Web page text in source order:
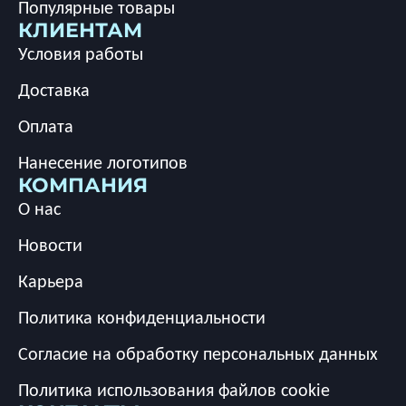
Популярные товары
КЛИЕНТАМ
Условия работы
Доставка
Оплата
Нанесение логотипов
КОМПАНИЯ
О нас
Новости
Карьера
Политика конфиденциальности
Согласие на обработку персональных данных
Политика использования файлов cookie